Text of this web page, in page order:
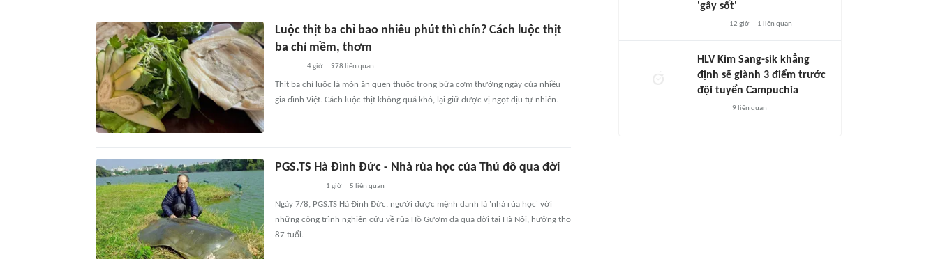
Luộc thịt ba chỉ bao nhiêu phút thì chín? Cách luộc thịt
ba chỉ mềm, thơm
4 giờ 978 liên quan
Thịt ba chỉ luộc là món ăn quen thuộc trong bữa cơm thường ngày của nhiều
gia đình Việt. Cách luộc thịt không quá khó, lại giữ được vị ngọt dịu tự nhiên.
PGS.TS Hà Đình Đức - Nhà rùa học của Thủ đô qua đời
1 giờ 5 liên quan
Ngày 7/8, PGS.TS Hà Đình Đức, người được mệnh danh là 'nhà rùa học' với
những công trình nghiên cứu về rùa Hồ Gươm đã qua đời tại Hà Nội, hưởng thọ
87 tuổi.
'gây sốt'
12 giờ 1 liên quan
HLV Kim Sang-sik khẳng
định sẽ giành 3 điểm trước
đội tuyển Campuchia
9 liên quan